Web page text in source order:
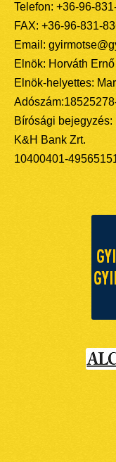
Telefon: +36-96-
FAX: +36-96-831-
Email:
Elnök: Horváth Ernő
Elnök-helyettes:
Bírósági bejegyzés:
K&H Bank Zrt.
10400401-